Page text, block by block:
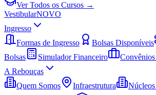
Ver Todos os Cursos →
VestibularNOVO
Ingresso
Formas de Ingresso
Bolsas Disponíveis
Bolsas
Simulador Financeiro
A Rebouças
Quem Somos
Infraestrutura